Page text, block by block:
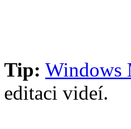
Tip: Windows
editaci videí.